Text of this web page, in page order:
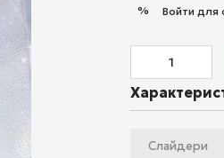
% Войти для
Слайдери